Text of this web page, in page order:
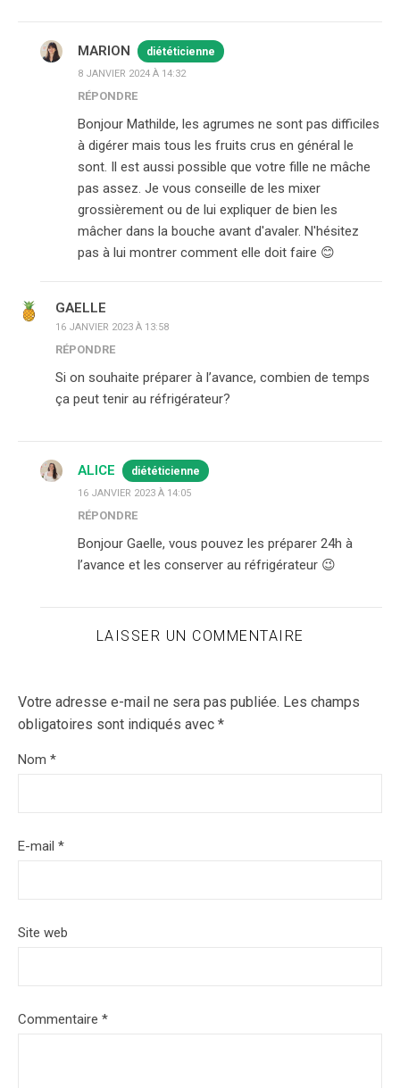
MARION diététicienne
8 JANVIER 2024 À 14:32
RÉPONDRE
Bonjour Mathilde, les agrumes ne sont pas difficiles
à digérer mais tous les fruits crus en général le
sont. Il est aussi possible que votre fille ne mâche
pas assez. Je vous conseille de les mixer
grossièrement ou de lui expliquer de bien les
mâcher dans la bouche avant d'avaler. N'hésitez
pas à lui montrer comment elle doit faire 😊
GAELLE
16 JANVIER 2023 À 13:58
RÉPONDRE
Si on souhaite préparer à l’avance, combien de temps
ça peut tenir au réfrigérateur?
ALICE diététicienne
16 JANVIER 2023 À 14:05
RÉPONDRE
Bonjour Gaelle, vous pouvez les préparer 24h à
l’avance et les conserver au réfrigérateur 😉
LAISSER UN COMMENTAIRE
Votre adresse e-mail ne sera pas publiée. Les champs
obligatoires sont indiqués avec *
Nom *
E-mail *
Site web
Commentaire *